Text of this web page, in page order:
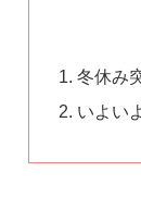
冬休み
いよい